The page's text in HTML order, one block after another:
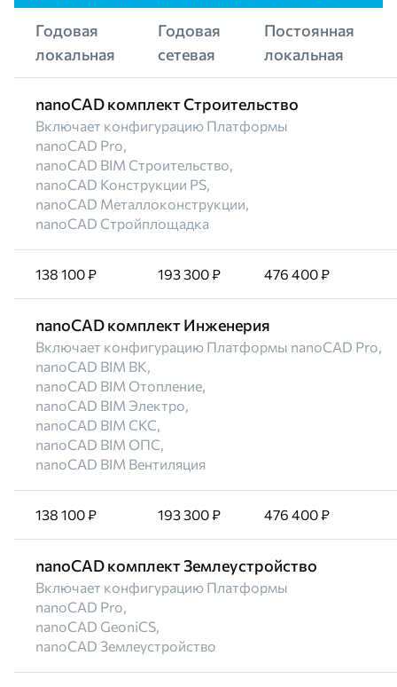
Годовая
локальная
Годовая
сетевая
Постоянная
локальная
nanoCAD комплект Строительство
Включает конфигурацию Платформы
nanoCAD Pro,
nanoCAD BIM Строительство,
nanoCAD Конструкции PS,
nanoCAD Металлоконструкции,
nanoCAD Стройплощадка
138 100 ₽ 193 300 ₽ 476 400 ₽
nanoCAD комплект Инженерия
Включает конфигурацию Платформы nanoCAD Pro,
nanoCAD BIM ВК,
nanoCAD BIM Отопление,
nanoCAD BIM Электро,
nanoCAD BIM СКС,
nanoCAD BIM ОПС,
nanoCAD BIM Вентиляция
138 100 ₽ 193 300 ₽ 476 400 ₽
nanoCAD комплект Землеустройство
Включает конфигурацию Платформы
nanoCAD Pro,
nanoCAD GeoniCS,
nanoCAD Землеустройство